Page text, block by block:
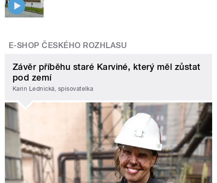
E-SHOP ČESKÉHO ROZHLASU
Závěr příběhu staré Karviné, který měl zůstat
pod zemí
Karin Lednická, spisovatelka